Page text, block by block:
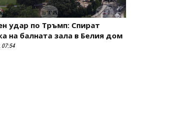
удар по Тръмп: Спират
на балната зала в Белия дом
07:54